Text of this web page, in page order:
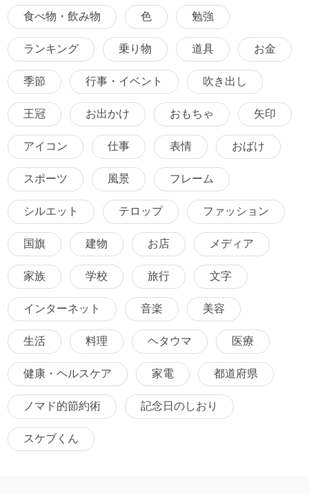
食べ物・飲み物 色 勉強
ランキング 乗り物 道具 お金
季節 行事・イベント 吹き出し
王冠 お出かけ おもちゃ 矢印
アイコン 仕事 表情 おばけ
スポーツ 風景 フレーム
シルエット テロップ ファッション
国旗 建物 お店 メディア
家族 学校 旅行 文字
インターネット 音楽 美容
生活 料理 ヘタウマ 医療
健康・ヘルスケア 家電 都道府県
ノマド的節約術 記念日のしおり
スケブくん